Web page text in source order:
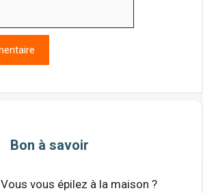
Bon à savoir
Vous vous épilez à la maison ?